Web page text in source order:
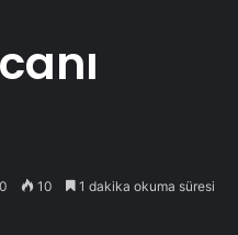
0 10 1 dakika okuma süresi